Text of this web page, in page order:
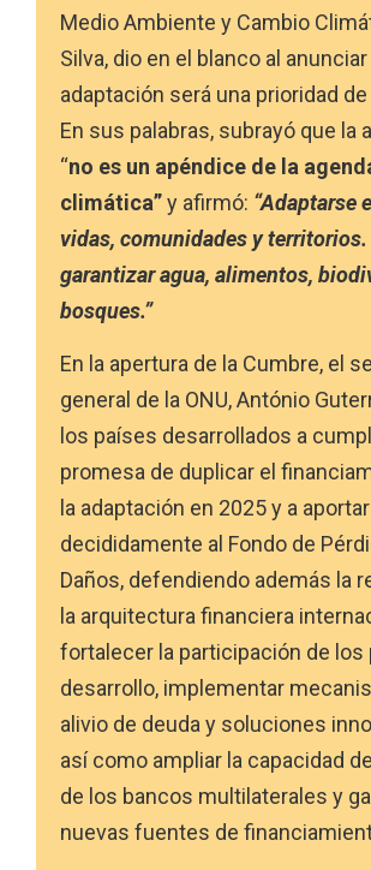
Medio Ambiente y Cambio
Silva, dio en el blanco al
adaptación será una prioridad de
En sus palabras, subrayó que la
“no es un apéndice de la
climática”y afirmó: “Adaptarse
vidas, comunidades y territorios.
garantizar agua, alimentos,
bosques.”
En la apertura de la Cumbre, el
general de la ONU, António
los países desarrollados a
promesa de duplicar el
la adaptación en 2025 y a
decididamente al Fondo de
Daños, defendiendo además la
la arquitectura financiera
fortalecer la participación de los
desarrollo, implementar
alivio de deuda y soluciones
así como ampliar la capacidad
de los bancos multilaterales y
nuevas fuentes de